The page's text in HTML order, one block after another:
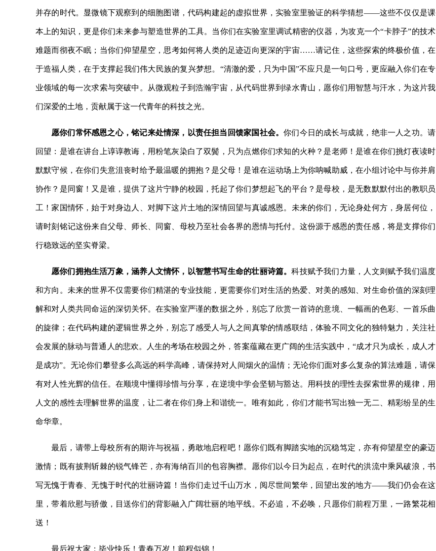
并存的时代。显微镜下观察到的细胞图谱，代码构建起的虚拟世界，实验室里验证的科学猜想——这些不仅仅是课
本上的知识，更是你们未来参与塑造世界的工具。当你们在实验室里调试精密的仪器，为攻克一个“卡脖子”的技术
难题而彻夜不眠；当你们仰望星空，思考如何将人类的足迹迈向更深的宇宙……请记住，这些探索的终极价值，在
于造福人类，在于支撑起我们伟大民族的复兴梦想。“清澈的爱，只为中国”不应只是一句口号，更应融入你们在专
业领域的每一次求索与突破中。从微观粒子到浩瀚宇宙，从代码世界到绿水青山，愿你们用智慧与汗水，为这片我
们深爱的土地，贡献属于这一代青年的科技之光。
愿你们常怀感恩之心，铭记来处情深，以责任担当回馈家国社会。你们今日的成长与成就，绝非一人之功。请
回望：是谁在讲台上谆谆教诲，用粉笔灰染白了双鬓，只为点燃你们求知的火种？是老师！是谁在你们挑灯夜读时
默默守候，在你们失意沮丧时给予最温暖的拥抱？是父母！是谁在运动场上为你呐喊助威，在小组讨论中与你并肩
协作？是同窗！又是谁，提供了这片宁静的校园，托起了你们梦想起飞的平台？是母校，是无数默默付出的教职员
工！家国情怀，始于对身边人、对脚下这片土地的深情回望与真诚感恩。未来的你们，无论身处何方，身居何位，
请时刻铭记这份来自父母、师长、同窗、母校乃至社会各界的恩情与托付。这份源于感恩的责任感，将是支撑你们
行稳致远的坚实脊梁。
愿你们拥抱生活万象，涵养人文情怀，以智慧书写生命的壮丽诗篇。科技赋予我们力量，人文则赋予我们温度
和方向。未来的世界不仅需要你们精湛的专业技能，更需要你们对生活的热爱、对美的感知、对生命价值的深刻理
解和对人类共同命运的深切关怀。在实验室严谨的数据之外，别忘了欣赏一首诗的意境、一幅画的色彩、一首乐曲
的旋律；在代码构建的逻辑世界之外，别忘了感受人与人之间真挚的情感联结，体验不同文化的独特魅力，关注社
会发展的脉动与普通人的悲欢。人生的考场在校园之外，答案蕴藏在更广阔的生活实践中，“成才只为成长，成人才
是成功”。无论你们攀登多么高远的科学高峰，请保持对人间烟火的温情；无论你们面对多么复杂的算法难题，请保
有对人性光辉的信任。在顺境中懂得珍惜与分享，在逆境中学会坚韧与豁达。用科技的理性去探索世界的规律，用
人文的感性去理解世界的温度，让二者在你们身上和谐统一。唯有如此，你们才能书写出独一无二、精彩纷呈的生
命华章。
最后，请带上母校所有的期许与祝福，勇敢地启程吧！愿你们既有脚踏实地的沉稳笃定，亦有仰望星空的豪迈
激情；既有披荆斩棘的锐气锋芒，亦有海纳百川的包容胸襟。愿你们以今日为起点，在时代的洪流中乘风破浪，书
写无愧于青春、无愧于时代的壮丽诗篇！当你们走过千山万水，阅尽世间繁华，回望出发的地方——我们仍会在这
里，带着欣慰与骄傲，目送你们的背影融入广阔壮丽的地平线。不必追，不必唤，只愿你们前程万里，一路繁花相
送！
最后祝大家：毕业快乐！青春万岁！前程似锦！